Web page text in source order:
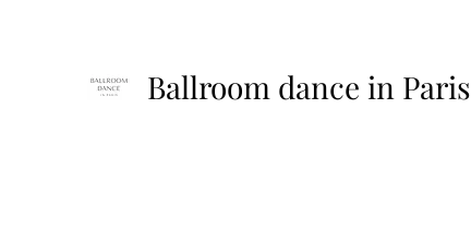
Ballroom dance in Paris